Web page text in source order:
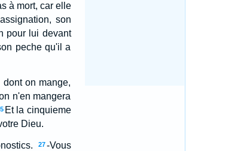
à mort, car elle
son
pour lui devant
peche qu'il a
on mange,
n'en mangera
Et la cinquieme
Dieu.
27 -Vous